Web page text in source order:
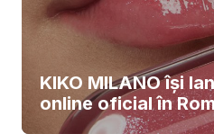
KIKO MILANO își
online oficial în